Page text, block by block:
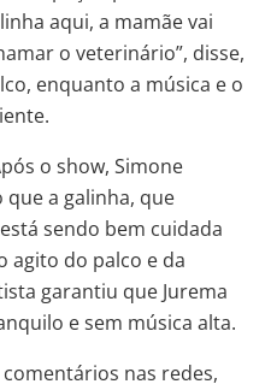
aqui, a mamãe vai
o veterinário”, disse,
enquanto a música e o
o show, Simone
a galinha, que
sendo bem cuidada
agito do palco e da
garantiu que Jurema
e sem música alta.
nas redes,